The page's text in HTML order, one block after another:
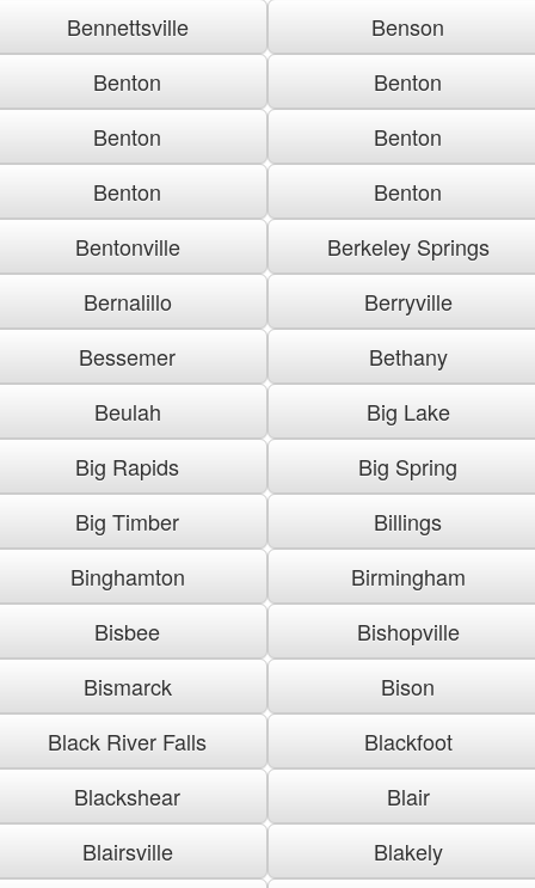
Bennettsville
Benson
Benton
Benton
Benton
Benton
Benton
Benton
Bentonville
Berkeley Springs
Bernalillo
Berryville
Bessemer
Bethany
Beulah
Big Lake
Big Rapids
Big Spring
Big Timber
Billings
Binghamton
Birmingham
Bisbee
Bishopville
Bismarck
Bison
Black River Falls
Blackfoot
Blackshear
Blair
Blairsville
Blakely